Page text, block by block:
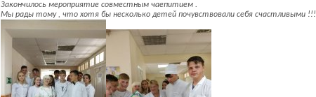
Закончилось мероприятие совместным чаепитием .
Мы рады тому , что хотя бы несколько детей почувствовали себя счастливыми !!!